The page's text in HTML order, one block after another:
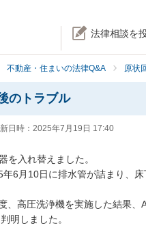
法律相談を
不動産・住まいの法律Q&A 原状
のトラブル
日時： 2025年7月19日 17:40
を入れ替えました。
6月10日に排水管が詰まり、
、高圧洗浄機を実施した結果、
明しました。